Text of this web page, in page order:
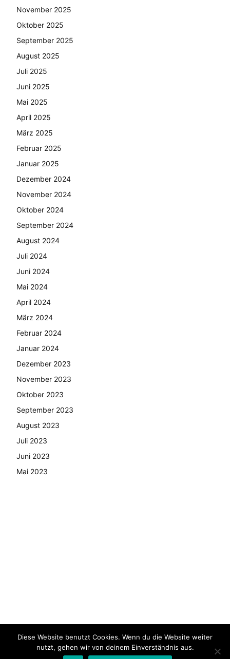
November 2025
Oktober 2025
September 2025
August 2025
Juli 2025
Juni 2025
Mai 2025
April 2025
März 2025
Februar 2025
Januar 2025
Dezember 2024
November 2024
Oktober 2024
September 2024
August 2024
Juli 2024
Juni 2024
Mai 2024
April 2024
März 2024
Februar 2024
Januar 2024
Dezember 2023
November 2023
Oktober 2023
September 2023
August 2023
Juli 2023
Juni 2023
Mai 2023
© Copyright - 2024 AutoMarktNews.de
Diese Website benutzt Cookies. Wenn du die Website weiter
nutzt, gehen wir von deinem Einverständnis aus.